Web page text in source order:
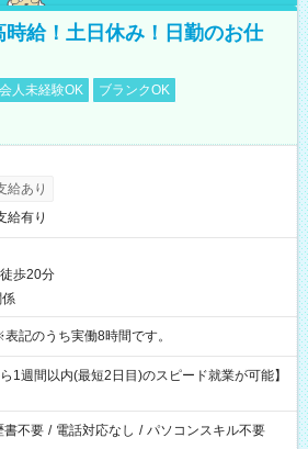
給！土日休み！日勤のお仕
人未経験OK
ブランクOK
給あり
給有り
歩20分
～19:00 ※表記のうち実働8時間です。
1週間以内(最短2日目)のスピード就業が可能】
書不要 / 電話対応なし / パソコンスキル不要